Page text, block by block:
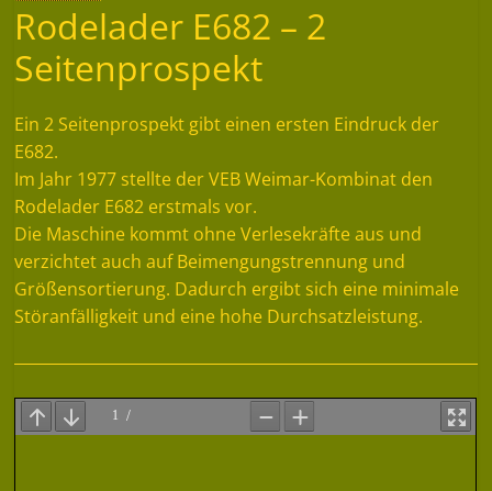
Rodelader E682 – 2
Seitenprospekt
Ein 2 Seitenprospekt gibt einen ersten Eindruck der
E682.
Im Jahr 1977 stellte der VEB Weimar-Kombinat den
Rodelader E682 erstmals vor.
Die Maschine kommt ohne Verlesekräfte aus und
verzichtet auch auf Beimengungstrennung und
Größensortierung. Dadurch ergibt sich eine minimale
Störanfälligkeit und eine hohe Durchsatzleistung.